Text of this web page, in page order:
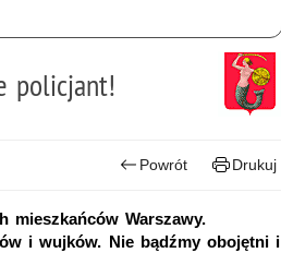
policjant!
Powrót Drukuj
Warszawy.
i wujków. Nie bądźmy obojętni i